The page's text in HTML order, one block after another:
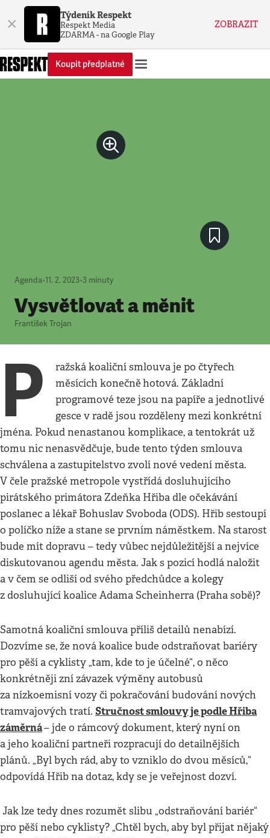
× Týdeník Respekt
Respekt Media
ZDARMA - na Google Play
ZOBRAZIT
Koupit předplatné
Agenda•11. 2. 2023•3 minuty
Vysvětlovat a měnit
František Trojan
P
ražská koaliční smlouva je po čtyřech
měsících konečně hotová. Základní
programové teze jsou na papíře a jednotlivé
gesce v radě jsou rozděleny mezi konkrétní
jména. Pokud nenastanou komplikace, a tentokrát už
tomu nic nenasvědčuje, bude tento týden smlouva
schválena a zastupitelstvo zvolí nové vedení města.
V čele pražské metropole vystřídá dosluhujícího
pirátského primátora Zdeňka Hřiba dle očekávání
poslanec a lékař Bohuslav Svoboda (ODS). Hřib sestoupí
o políčko níže a stane se prvním náměstkem. Na starost
bude mít dopravu – tedy vůbec nejdůležitější a nejvíce
diskutovanou agendu města. Jak s pozicí hodlá naložit
a v čem se odliší od svého předchůdce a kolegy
z dosluhující koalice Adama Scheinherra (Praha sobě)?
Samotná koaliční smlouva příliš detailů nenabízí.
Dozvíme se, že nová koalice bude odstraňovat bariéry
pro pěší a cyklisty „tam, kde to je účelné“, o něco
konkrétněji zní závazek výměny autobusů
za nízkoemisní vozy či pokračování budování nových
tramvajových tratí. Stručnost smlouvy je podle Hřiba
záměrná– jde o rámcový dokument, který nyní on
a jeho koaliční partneři rozpracují do detailnějších
plánů. „Byl bych rád, aby to vzniklo do dvou měsíců,“
odpovídá Hřib na dotaz, kdy se je veřejnost dozví.
Jak lze tedy dnes rozumět slibu „odstraňování bariér“
pro pěší nebo cyklisty? „Chtěl bych, aby byl přijat nějaký